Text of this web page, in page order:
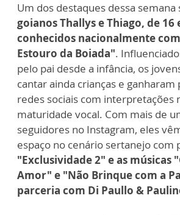
Um dos destaques dessa semana
goianos Thallys e Thiago, de 16
conhecidos nacionalmente
Estouro da Boiada".
pelo pai desde a infância, os
cantar ainda crianças e ganharam
redes sociais com interpretações
maturidade vocal. Com mais de
seguidores no Instagram, eles
espaço no cenário sertanejo com
"Exclusividade 2" e as músicas
Amor" e "Não Brinque com a
parceria com Di Paullo &